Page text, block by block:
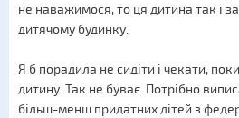
не наважимося, то ця дитина так і
дитячому будинку.
Я б порадила не сидіти і чекати,
дитину. Так не буває. Потрібно
більш-менш придатних дітей з